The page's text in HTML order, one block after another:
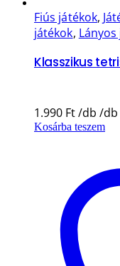
Fiús játékok,
játékok,
Klasszikus
1.990 Ft
Kosárba teszem